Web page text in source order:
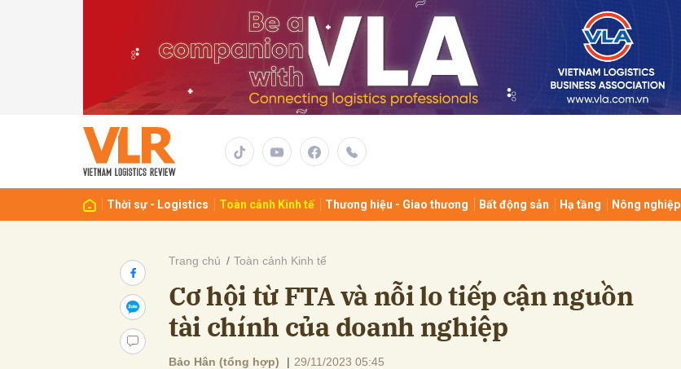
Thời sự - Logistics Toàn cảnh Kinh tế Thương hiệu - Giao thương Bất động sản Hạ tầng Nông nghiệp
Trang chủ Toàn cảnh Kinh tế
Cơ hội từ FTA và nỗi lo tiếp cận nguồn
tài chính của doanh nghiệp
Bảo Hân (tổng hợp) | 29/11/2023 05:45
Gửi bình luận